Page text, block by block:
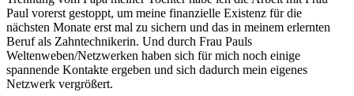
Paul vorerst gestoppt, um meine finanzielle Existenz für die
nächsten Monate erst mal zu sichern und das in meinem erlernten
Beruf als Zahntechnikerin. Und durch Frau Pauls
Weltenweben/Netzwerken haben sich für mich noch einige
spannende Kontakte ergeben und sich dadurch mein eigenes
Netzwerk vergrößert.